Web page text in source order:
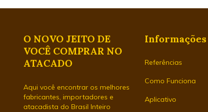
O NOVO JEITO DE
VOCÊ COMPRAR NO
ATACADO
Aqui você encontrar os melhores
fabricantes, importadores e
atacadista do Brasil Inteiro
Informações
Referências
Como Funciona
Aplicativo